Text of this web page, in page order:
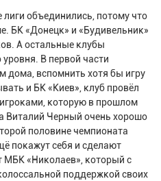
лиги объединились, потому что
БК «Донецк» и «Будивельник»
А остальные клубы
В первой части
дома, вспомнить хотя бы игру
и БК «Киев», клуб провёл
которую в прошлом
Виталий Черный очень хорошо
половине чемпионата
покажут себя и сделают
«Николаев», который с
поддержкой своих